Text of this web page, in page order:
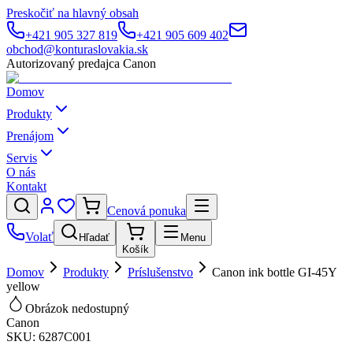
Preskočiť na hlavný obsah
+421 905 327 819
+421 905 609 402
obchod@konturaslovakia.sk
Autorizovaný predajca Canon
Domov
Produkty
Prenájom
Servis
O nás
Kontakt
Cenová ponuka
Volať
Hľadať
Košík
Menu
Domov Produkty Príslušenstvo
Canon ink bottle GI-45Y
yellow
Obrázok nedostupný
Canon
SKU: 6287C001